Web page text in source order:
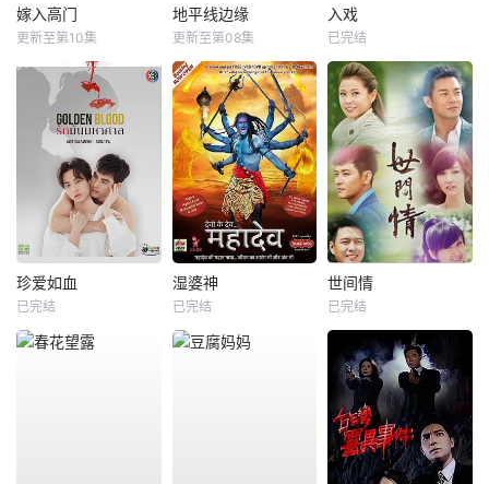
嫁入高门
更新至第10集
地平线边缘
更新至第08集
入戏
已完结
珍爱如血
已完结
湿婆神
已完结
世间情
已完结